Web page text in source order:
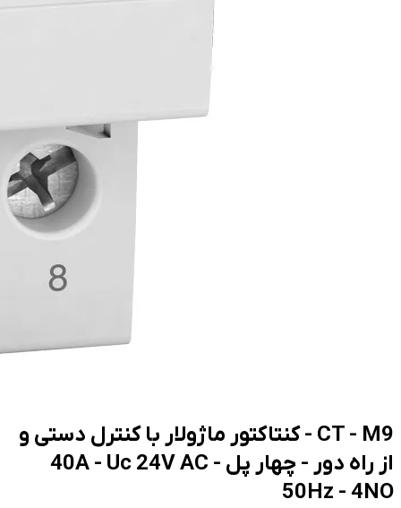
CT - M9 - کنتاکتور ماژولار با کنترل دستی و
از راه دور - چهار پل - 40A - Uc 24V AC
50Hz - 4NO